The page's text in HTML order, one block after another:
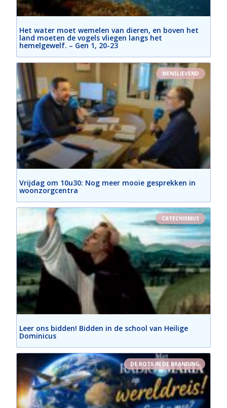
Het water moet wemelen van dieren, en boven het
land moeten de vogels vliegen langs het
hemelgewelf. – Gen 1, 20-23
MENSLIEVEND
Vrijdag om 10u30: Nog meer mooie gesprekken in
woonzorgcentra
CATECHISMUS
Leer ons bidden! Bidden in de school van Heilige
Dominicus
DE ROTS IN DE BRANDING